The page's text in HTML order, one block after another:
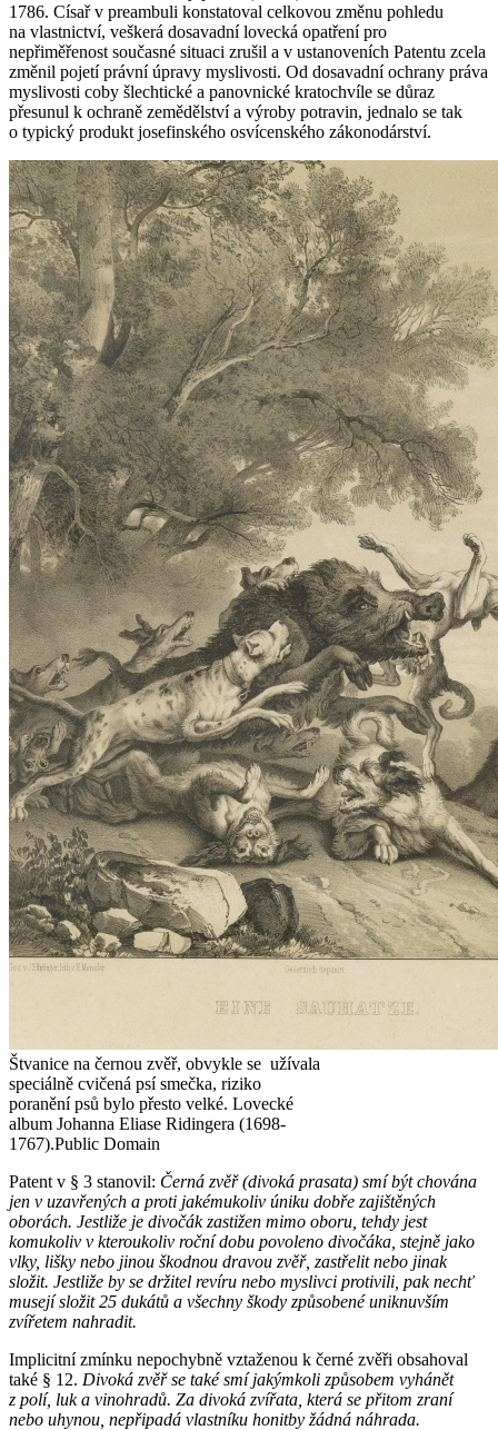
1786. Císař v preambuli konstatoval celkovou změnu pohledu
na vlastnictví, veškerá dosavadní lovecká opatření pro
nepřiměřenost současné situaci zrušil a v ustanoveních Patentu zcela
změnil pojetí právní úpravy myslivosti. Od dosavadní ochrany práva
myslivosti coby šlechtické a panovnické kratochvíle se důraz
přesunul k ochraně zemědělství a výroby potravin, jednalo se tak
o typický produkt josefinského osvícenského zákonodárství.
Štvanice na černou zvěř, obvykle se užívala
speciálně cvičená psí smečka, riziko
poranění psů bylo přesto velké. Lovecké
album Johanna Eliase Ridingera (1698-
1767).Public Domain
Patent v § 3 stanovil: Černá zvěř (divoká prasata) smí být chována
jen v uzavřených a proti jakémukoliv úniku dobře zajištěných
oborách. Jestliže je divočák zastižen mimo oboru, tehdy jest
komukoliv v kteroukoliv roční dobu povoleno divočáka, stejně jako
vlky, lišky nebo jinou škodnou dravou zvěř, zastřelit nebo jinak
složit. Jestliže by se držitel revíru nebo myslivci protivili, pak nechť
musejí složit 25 dukátů a všechny škody způsobené uniknuvším
zvířetem nahradit.
Implicitní zmínku nepochybně vztaženou k černé zvěři obsahoval
také § 12. Divoká zvěř se také smí jakýmkoli způsobem vyhánět
z polí, luk a vinohradů. Za divoká zvířata, která se přitom zraní
nebo uhynou, nepřipadá vlastníku honitby žádná náhrada.